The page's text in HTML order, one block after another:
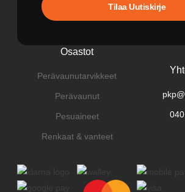
Tilaa Uutiskirje
Osastot
Perävaunutarvikkeet
Perävaunut
Pesuaineet
Renkaat & vanteet